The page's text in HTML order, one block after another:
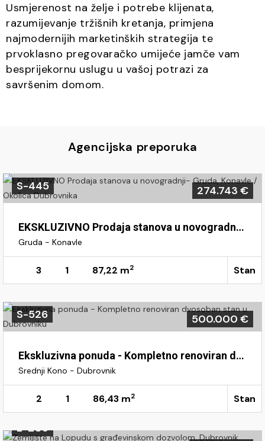
Usmjerenost na želje i potrebe klijenata,
razumijevanje tržišnih kretanja, primjena
najmodernijih marketinških strategija te
prvoklasno pregovaračko umijeće jamče vam
besprijekornu uslugu u vašoj potrazi za
savršenim domom.
Agencijska preporuka
274.743 €
S-445
EKSKLUZIVNO Prodaja stanova u novogradnji- Gruda, Konavle / Okolica Dubrovnika
Gruda - Konavle
3 1 87,22 m2 Stan
500.000 €
S-526
Ekskluzivna ponuda - Kompletno renoviran dvosoban stan u Dubrovniku
Srednji Kono - Dubrovnik
2 1 86,43 m2 Stan
Z-209